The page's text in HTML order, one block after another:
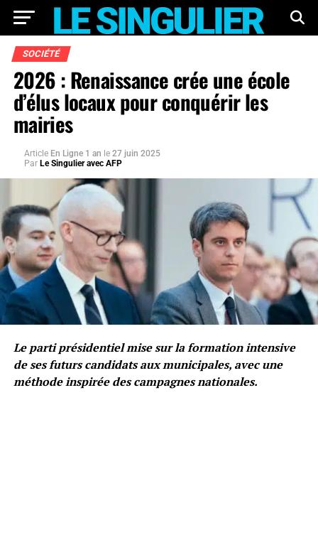
SOCIÉTÉ
2026 : Renaissance crée une école
d’élus locaux pour conquérir les
mairies
Article En Ligne 1 an le 27 juin 2025
Par Le Singulier avec AFP
Le parti présidentiel mise sur la formation intensive
de ses futurs candidats aux municipales, avec une
méthode inspirée des campagnes nationales.